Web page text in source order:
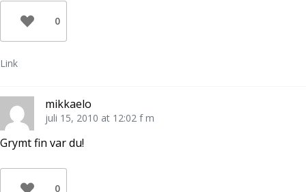
0
Link
mikkaelo
juli 15, 2010 at 12:02 f m
Grymt fin var du!
0